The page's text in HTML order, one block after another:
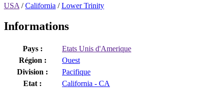
USA /California /Lower Trinity
Informations
Pays :
Etats Unis d'Amerique
Région :
Ouest
Division :
Pacifique
Etat :
California - CA